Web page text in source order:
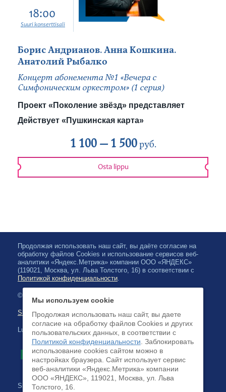
18:00
Suuri konserttisali
Борис Андрианов. Анна Кошкина.
Анатолий Рыбалко
Концерт абонемента №1 «Вечера с
Симфоническим оркестром» (1 серия)
Проект «Поколение звёзд» представляет
Действует «Пушкинская карта»
1 100 — 1 500руб.
Osta lippu
Продолжая использовать наш сайт, вы даёте согласие на
обработку файлов Cookies и использование сервисов веб-
аналитики «Яндекс.Метрика» компании ООО «ЯНДЕКС»
(119021, Москва, ул. Льва Толстого, 16) в соответствии с
Политикой конфиденциальности
© 2026, Karjalan valtionfilharmonia
Sivuston kartta
Luottokortilla maksaminen on saatavilla
Sivuston kehittäminen:
Мы используем cookie
Продолжая использовать наш сайт, вы даете
согласие на обработку файлов Cookies и других
пользовательских данных, в соответствии с
Политикой конфиденциальности . Заблокировать
использование cookies сайтом можно в
настройках браузера. Cайт использует сервис
веб-аналитики «Яндекс.Метрика» компании
ООО «ЯНДЕКС», 119021, Москва, ул. Льва
Толстого, 16.